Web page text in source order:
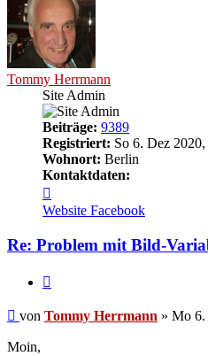
Tommy Herrmann
Site Admin
Beiträge: 9389
Registriert: So 6. Dez
Wohnort: Berlin
Kontaktdaten:
von
Tommy
Herrmann
Website Facebook
Re: Problem mit Bild-
Ungelesener
von Tommy Herrmann » Mo 6.
Moin,